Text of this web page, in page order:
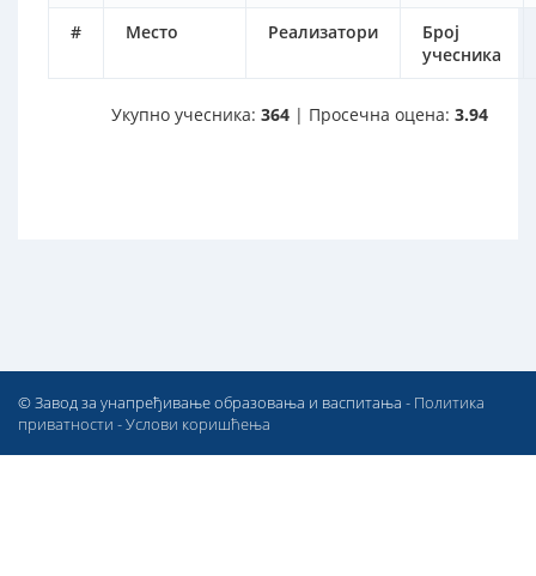
# Место Реализатори
Број
учесника
Укупно учесника: 364 | Просечна оцена: 3.94
© Завод за унапређивање образовања и васпитања - Политика
приватности -Услови коришћења